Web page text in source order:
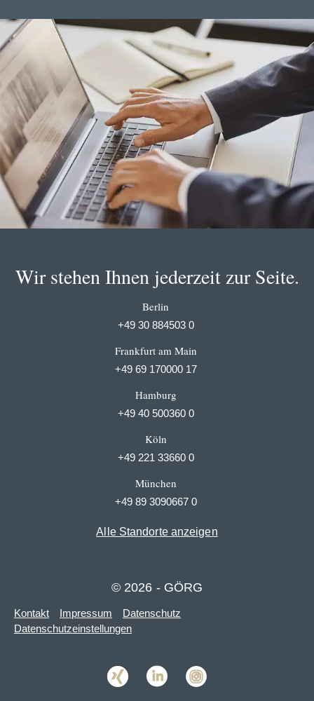
Wir stehen Ihnen jederzeit zur Seite.
Berlin
+49 30 884503 0
Frankfurt am Main
+49 69 170000 17
Hamburg
+49 40 500360 0
Köln
+49 221 33660 0
München
+49 89 3090667 0
Alle Standorte anzeigen
© 2026 - GÖRG
Kontakt Impressum
Datenschutz
Datenschutzeinstellungen